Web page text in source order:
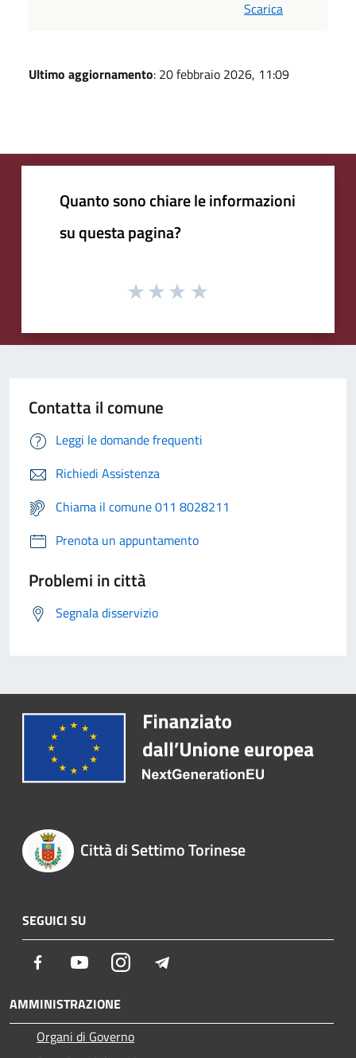
Scarica
Ultimo aggiornamento: 20 febbraio 2026, 11:09
Quanto sono chiare le informazioni
su questa pagina?
Contatta il comune
Leggi le domande frequenti
Richiedi Assistenza
Chiama il comune 011 8028211
Prenota un appuntamento
Problemi in città
Segnala disservizio
Città di Settimo Torinese
SEGUICI SU
Facebook YoutubeInstagram
AMMINISTRAZIONE
Organi di Governo